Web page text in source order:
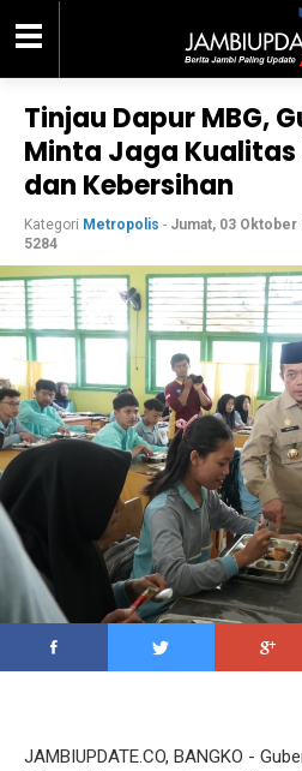
Tinjau Dapur MBG,
Minta Jaga Kualitas
dan Kebersihan
Kategori Metropolis - Jumat, 03 Oktober
5284
JAMBIUPDATE.CO, BANGKO -